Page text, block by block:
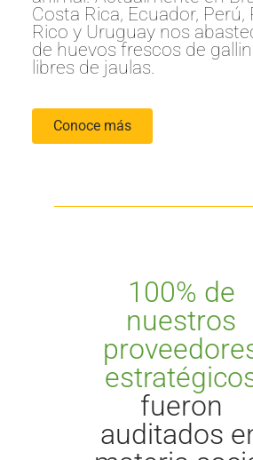
Costa Rica, Ecuador, Perú,
Rico y Uruguay nos
de huevos frescos de
libres de jaulas.
Conoce más
100% de
nuestros
fueron
auditados